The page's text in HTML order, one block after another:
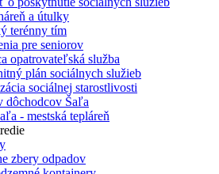
a útulky
terénny tím
pre seniorov
opatrovateľská služba
plán sociálnych služieb
sociálnej starostlivosti
dôchodcov Šaľa
- mestská tepláreň
zbery odpadov